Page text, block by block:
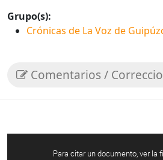
Grupo(s):
Crónicas de La Voz de
Comentarios /
Para citar un documento, ver la